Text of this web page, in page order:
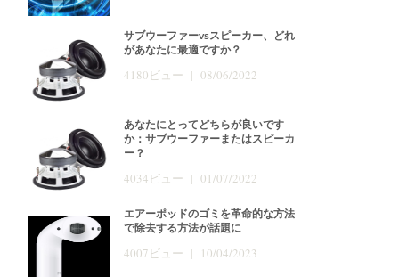
サブウーファーvsスピーカー、どれ
があなたに最適ですか？
4180ビュー | 08/06/2022
あなたにとってどちらが良いです
か：サブウーファーまたはスピーカ
ー？
4034ビュー | 01/07/2022
エアーポッドのゴミを革命的な方法
で除去する方法が話題に
4007ビュー | 10/04/2023